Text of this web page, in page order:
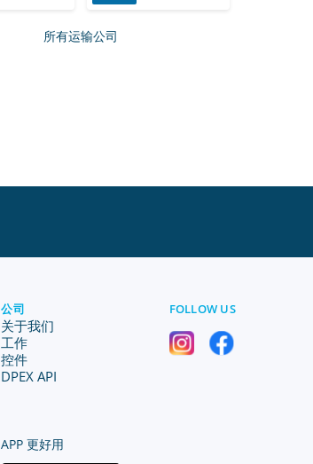
所有运输公司
公司
关于我们
工作
控件
DPEX API
FOLLOW US
APP 更好用